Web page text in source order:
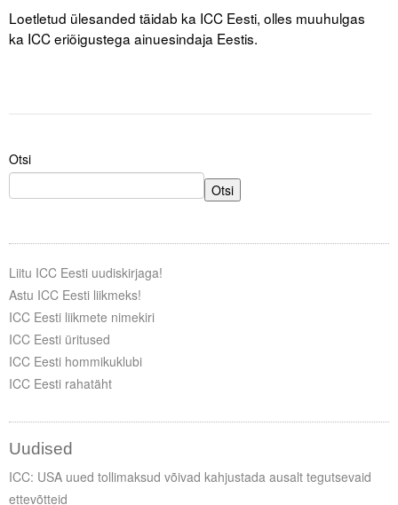
Loetletud ülesanded täidab ka ICC Eesti, olles muuhulgas
ka ICC eriõigustega ainuesindaja Eestis.
Otsi
Otsi
Liitu ICC Eesti uudiskirjaga!
Astu ICC Eesti liikmeks!
ICC Eesti liikmete nimekiri
ICC Eesti üritused
ICC Eesti hommikuklubi
ICC Eesti rahatäht
Uudised
ICC: USA uued tollimaksud võivad kahjustada ausalt tegutsevaid
ettevõtteid